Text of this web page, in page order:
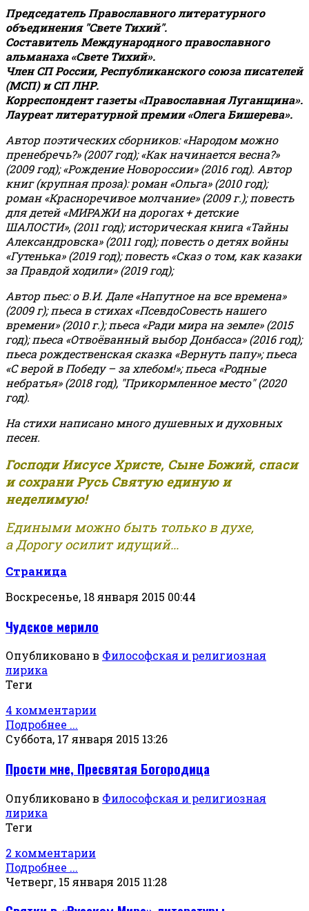
Председатель Православного литературного
объединения "Свете Тихий".
Составитель Международного православного
альманаха «Свете Тихий».
Член СП России, Республиканского союза писателей
(МСП) и СП ЛНР.
Корреспондент газеты «Православная Луганщина».
Лауреат литературной премии «Олега Бишерева».
Автор поэтических сборников: «Народом можно
пренебречь?» (2007 год); «Как начинается весна?»
(2009 год); «Рождение Новороссии» (2016 год). Автор
книг (крупная проза): роман «Ольга» (2010 год);
роман «Красноречивое молчание» (2009 г.); повесть
для детей «МИРАЖИ на дорогах + детские
ШАЛОСТИ», (2011 год); историческая книга «Тайны
Александровска» (2011 год); повесть о детях войны
«Гутенька» (2019 год); повесть «Сказ о том, как казаки
за Правдой ходили» (2019 год);
Автор пьес: о В.И. Дале «Напутное на все времена»
(2009 г); пьеса в стихах «ПсевдоСовесть нашего
времени» (2010 г.); пьеса «Ради мира на земле» (2015
год); пьеса «Отвоёванный выбор Донбасса» (2016 год);
пьеса рождественская сказка «Вернуть папу»; пьеса
«С верой в Победу – за хлебом!»;пьеса «Родные
небратья» (2018 год), "Прикормленное место" (2020
год).
На стихи написано много душевных и духовных
песен.
Господи Иисусе Христе, Сыне Божий, спаси
и сохрани Русь Святую единую и
неделимую!
Едиными можно быть только в духе,
а Дорогу осилит идущий...
Страница
Воскресенье, 18 января 2015 00:44
Чудское мерило
Опубликовано в Философская и религиозная
лирика
Теги
4 комментарии
Подробнее ...
Суббота, 17 января 2015 13:26
Прости мне, Пресвятая Богородица
Опубликовано в Философская и религиозная
лирика
Теги
2 комментарии
Подробнее ...
Четверг, 15 января 2015 11:28